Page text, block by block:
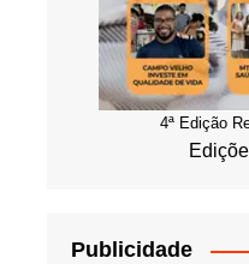
4ª Edição
Publicidade